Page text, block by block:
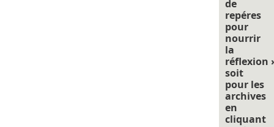
de
repéres
pour
nourrir
la
réflexion
soit
pour les
archives
en
cliquant